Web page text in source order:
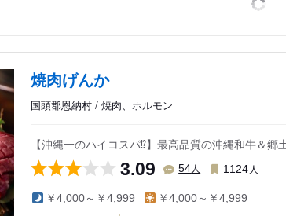
焼肉げんか
国頭郡恩納村 / 焼肉、ホルモン
【沖縄一のハイコスパ⁉️】最高品質の沖縄和牛＆
3.09 54人 1124 人
￥4,000～￥4,999 ￥4,000～￥4,999